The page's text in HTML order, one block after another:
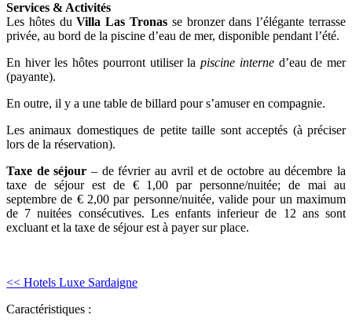
Services & Activités
Les hôtes duVilla Las Tronas se bronzer dans l’élégante terrasse
privée, au bord de la piscine d’eau de mer, disponible pendant l’été.
En hiver les hôtes pourront utiliser lapiscine interned’eau de mer
(payante).
En outre, il y a une table de billard pour s’amuser en compagnie.
Les animaux domestiques de petite taille sont acceptés (à préciser
lors de la réservation).
Taxe de séjour – de février au avril et de octobre au décembre la
taxe de séjour est de € 1,00 par personne/nuitée; de mai au
septembre de € 2,00 par personne/nuitée, valide pour un maximum
de 7 nuitées consécutives. Les enfants inferieur de 12 ans sont
excluant et la taxe de séjour est à payer sur place.
<< Hotels Luxe Sardaigne
Caractéristiques :